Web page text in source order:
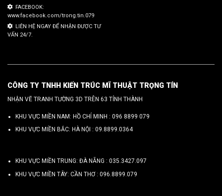
FACEBOOK:
www.facebook.com/trong.tin.079
LIÊN HỆ NGAY ĐỂ NHẬN ĐƯỢC TƯ
VẤN 24/7.
CÔNG TY TNHH KIẾN TRÚC MĨ THUẬT TRỌNG TÍN
NHẬN VẼ TRANH TƯỜNG 3D TRÊN 63 TỈNH THÀNH
KHU VỰC MIỀN NAM: HỒ CHÍ MINH : 096 8899 079
KHU VỰC MIỀN BẮC: HÀ NỘI : 09.8899.0364
KHU VỰC MIỀN TRUNG: ĐÀ NẴNG : 035.3427.097
KHU VỰC MIỀN TÂY: CẦN THƠ : 096.8899.079